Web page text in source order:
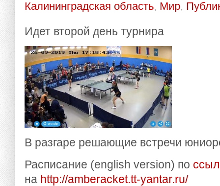
Калининградская область, Мир,
Идет второй день турнира
В разгаре решающие встречи
Расписание (english version) по
на http://amberacket.tt-yantar.ru/